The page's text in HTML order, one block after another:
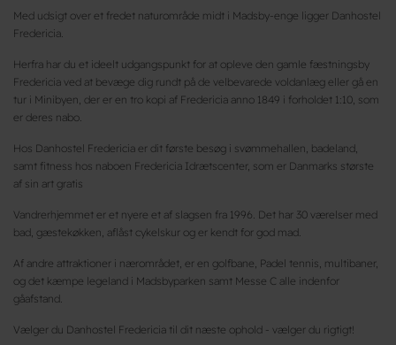
Med udsigt over et fredet naturområde midt i Madsby-enge ligger Danhostel
Fredericia.
Herfra har du et ideelt udgangspunkt for at opleve den gamle fæstningsby
Fredericia ved at bevæge dig rundt på de velbevarede voldanlæg eller gå en
tur i Minibyen, der er en tro kopi af Fredericia anno 1849 i forholdet 1:10, som
er deres nabo.
Hos Danhostel Fredericia er dit første besøg i svømmehallen, badeland,
samt fitness hos naboen Fredericia Idrætscenter, som er Danmarks største
af sin art gratis
Vandrerhjemmet er et nyere et af slagsen fra 1996. Det har 30 værelser med
bad, gæstekøkken, aflåst cykelskur og er kendt for god mad.
Af andre attraktioner i nærområdet, er en golfbane, Padel tennis, multibaner,
og det kæmpe legeland i Madsbyparken samt Messe C alle indenfor
gåafstand.
Vælger du Danhostel Fredericia til dit næste ophold - vælger du rigtigt!